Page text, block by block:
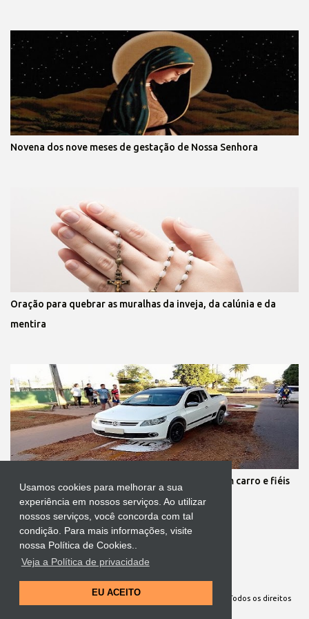
Usamos cookies para melhorar a sua
experiência em nossos serviços. Ao utilizar
nossos serviços, você concorda com tal
condição. Para mais informações, visite
nossa Política de Cookies..
Veja a Política de privacidade
EU ACEITO
Novena dos nove meses de gestação de Nossa Senhora
Oração para quebrar as muralhas da inveja, da calúnia e da
mentira
Protestante destrói tapete de Corpus Christi com carro e fiéis
se revoltam
Tecnologia do Blogger
Site Oficial da Comunidade Nossa Senhora cuida de mim. Todos os direitos